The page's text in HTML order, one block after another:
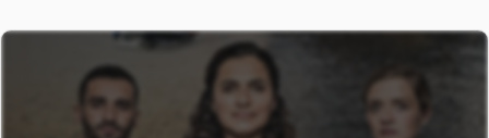
soll der Neuzugang Rosemarie Schindler gewesen sein.
Axel wiederrum verdächtigt die Medizinstudentin Lara
Kolle, die in der Residenz Yogastunden gibt. Puschke
hatte ihr gegenüber erwähnt, dass er sehr vermögend sei.